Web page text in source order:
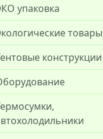
упаковка
товары
конструкции